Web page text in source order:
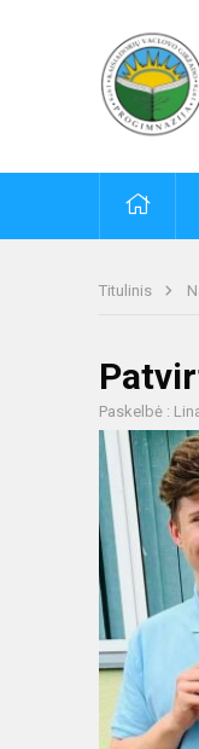
Titulinis
Paskelbė :